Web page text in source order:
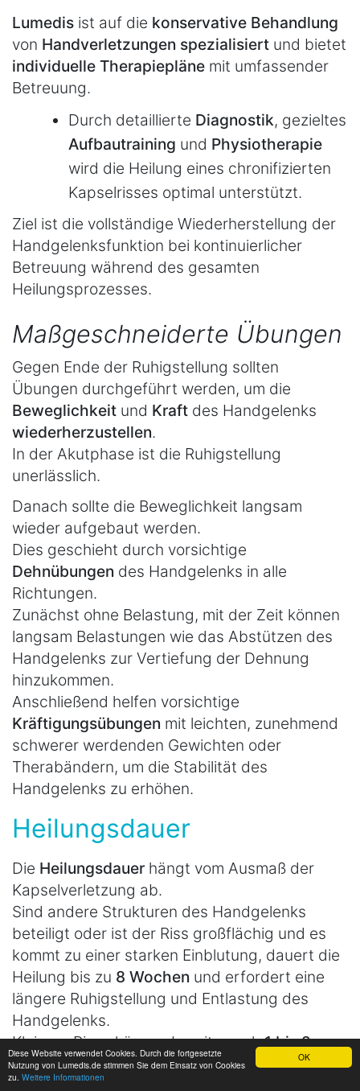
OK
Diese Website verwendet Cookies. Durch die fortgesetzte
Nutzung von Lumedis.de stimmen Sie dem Einsatz von Cookies
zu. Weitere Informationen
Lumedis ist auf die konservative Behandlung
von Handverletzungen spezialisiert und bietet
individuelle Therapiepläne mit umfassender
Betreuung.
Durch detaillierte Diagnostik, gezieltes
Aufbautraining und Physiotherapie
wird die Heilung eines chronifizierten
Kapselrisses optimal unterstützt.
Ziel ist die vollständige Wiederherstellung der
Handgelenksfunktion bei kontinuierlicher
Betreuung während des gesamten
Heilungsprozesses.
Maßgeschneiderte Übungen
Gegen Ende der Ruhigstellung sollten
Übungen durchgeführt werden, um die
Beweglichkeit und Kraft des Handgelenks
wiederherzustellen.
In der Akutphase ist die Ruhigstellung
unerlässlich.
Danach sollte die Beweglichkeit langsam
wieder aufgebaut werden.
Dies geschieht durch vorsichtige
Dehnübungen des Handgelenks in alle
Richtungen.
Zunächst ohne Belastung, mit der Zeit können
langsam Belastungen wie das Abstützen des
Handgelenks zur Vertiefung der Dehnung
hinzukommen.
Anschließend helfen vorsichtige
Kräftigungsübungen mit leichten, zunehmend
schwerer werdenden Gewichten oder
Therabändern, um die Stabilität des
Handgelenks zu erhöhen.
Heilungsdauer
Die Heilungsdauer hängt vom Ausmaß der
Kapselverletzung ab.
Sind andere Strukturen des Handgelenks
beteiligt oder ist der Riss großflächig und es
kommt zu einer starken Einblutung, dauert die
Heilung bis zu 8 Wochen und erfordert eine
längere Ruhigstellung und Entlastung des
Handgelenks.
Kleinere Risse können bereits nach1 bis 2
Wochenwiederhergestellt sein.